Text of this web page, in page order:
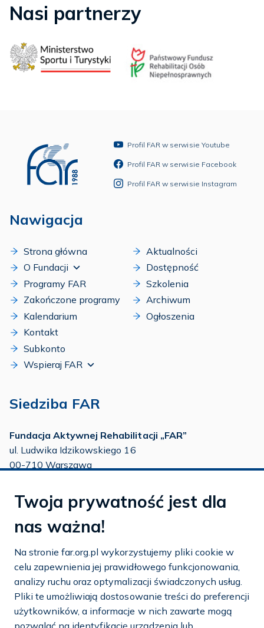
Nasi partnerzy
Profil FAR w serwisie Youtube
Profil FAR w serwisie Facebook
Profil FAR w serwisie Instagram
Nawigacja
Strona główna
O Fundacji
Programy FAR
Zakończone programy
Kalendarium
Kontakt
Subkonto
Wspieraj FAR
Aktualności
Dostępność
Szkolenia
Archiwum
Ogłoszenia
Siedziba FAR
Fundacja Aktywnej Rehabilitacji „FAR”
ul. Ludwika Idzikowskiego 16
00-710 Warszawa
tel.:22 651 88 03
22 858 26 39
tel.:22 642 22 91
e-mail:info@far.org.pl
Dostosuj cookies
Twoja prywatność jest dla
nas ważna!
Na stronie far.org.pl wykorzystujemy pliki cookie w
celu zapewnienia jej prawidłowego funkcjonowania,
analizy ruchu oraz optymalizacji świadczonych usług.
Pliki te umożliwiają dostosowanie treści do preferencji
użytkowników, a informacje w nich zawarte mogą
pozwalać na identyfikację urządzenia lub